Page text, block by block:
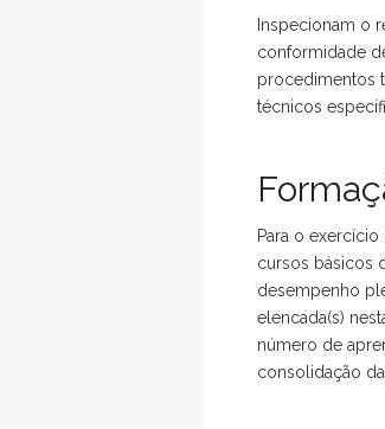
Inspecionam o
conformidade
procedimentos
técnicos
Para o
cursos básicos
desempenho
elencada(s)
número de
consolidação